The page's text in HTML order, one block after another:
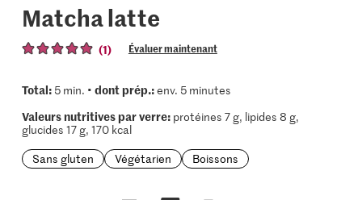
Matcha latte
(1) Évaluer maintenant
Total:5 min. • dont prép.:env. 5 minutes
Valeurs nutritives par verre:protéines 7 g, lipides 8 g,
glucides 17 g, 170 kcal
Sans gluten
Végétarien Boissons